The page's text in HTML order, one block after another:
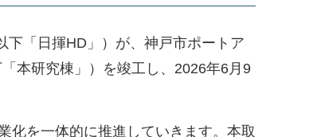
下「日揮HD」）が、神戸市ポートア
本研究棟」）を竣工し、2026年6月9
化を一体的に推進していきます。本取